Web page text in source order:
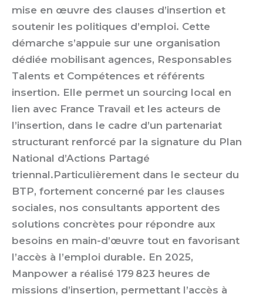
mise en œuvre des clauses d’insertion et
soutenir les politiques d’emploi. Cette
démarche s’appuie sur une organisation
dédiée mobilisant agences, Responsables
Talents et Compétences et référents
insertion. Elle permet un sourcing local en
lien avec France Travail et les acteurs de
l’insertion, dans le cadre d’un partenariat
structurant renforcé par la signature du Plan
National d’Actions Partagé
triennal.Particulièrement dans le secteur du
BTP, fortement concerné par les clauses
sociales, nos consultants apportent des
solutions concrètes pour répondre aux
besoins en main-d’œuvre tout en favorisant
l’accès à l’emploi durable. En 2025,
Manpower a réalisé 179 823 heures de
missions d’insertion, permettant l’accès à